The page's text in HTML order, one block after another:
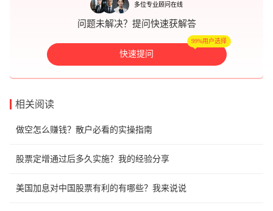
多位专业顾问在线
问题未解决？提问快速获解答
快速提问
99%用户选择
相关阅读
做空怎么赚钱？散户必看的实操指南
股票定增通过后多久实施？我的经验分享
美国加息对中国股票有利的有哪些？我来说说